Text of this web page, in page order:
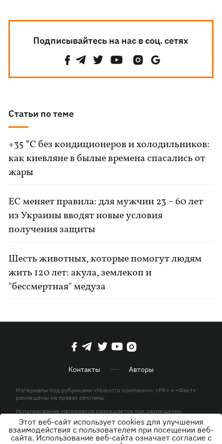
Подписывайтесь на нас в соц. сетях
Статьи по теме
+35 °C без кондиционеров и холодильников:
как киевляне в былые времена спасались от
жары
ЕС меняет правила: для мужчин 23 – 60 лет
из Украины вводят новые условия
получения защиты
Шесть животных, которые помогут людям
жить 120 лет: акула, землекоп и
"бессмертная" медуза
Контакты Авторы
Материалы под рубриками «Новости компании», «PR» и «Факт»
размещены на правах рекламы
Использование материалов разрешается при размещении
активной гиперссылки на KP.UA в первом абзаце.
© ООО «ЮЛАВ МЕДИА»,2026. Все права защищены.
Этот веб-сайт использует cookies для улучшения
взаимодействия с пользователем при посещении веб-
сайта. Использование веб-сайта означает согласие с